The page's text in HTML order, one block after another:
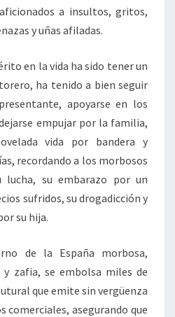
a insultos, gritos,
y uñas afiladas.
en la vida ha sido tener un
ha tenido a bien seguir
apoyarse en los
empujar por la familia,
vida por bandera y
recordando a los morbosos
lucha, su embarazo por un
sufridos, su drogadicción y
su hija.
de la España morbosa,
zafia, se embolsa miles de
que emite sin vergüenza
comerciales, asegurando que